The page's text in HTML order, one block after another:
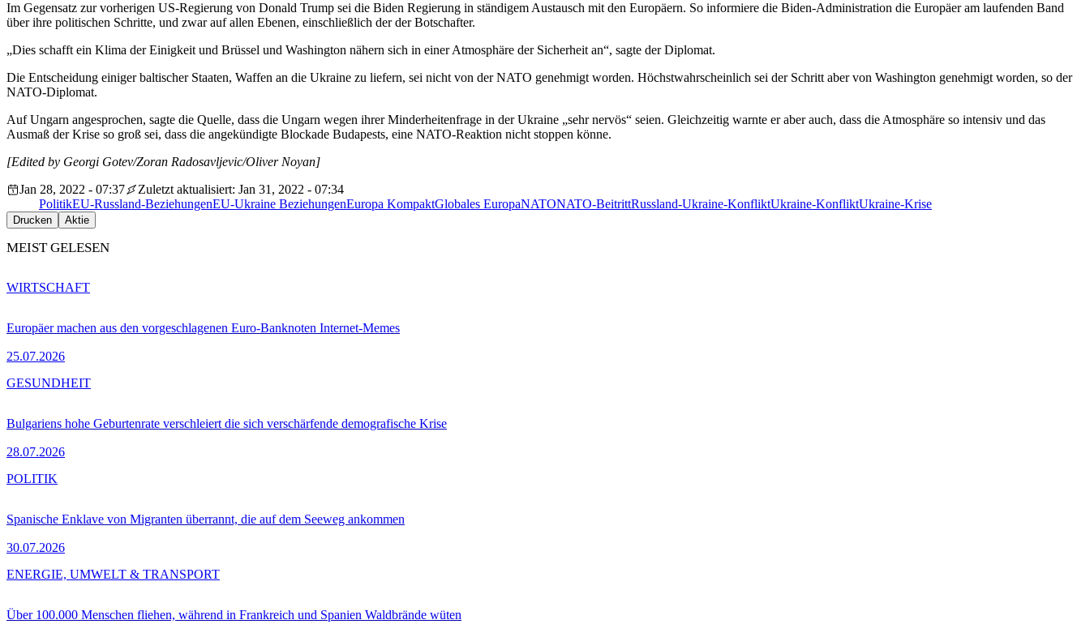
Im Gegensatz zur vorherigen US-Regierung von Donald Trump sei die Biden Regierung in ständigem Austausch mit den Europäern. So informiere die Biden-Administration die Europäer am laufenden Band
über ihre politischen Schritte, und zwar auf allen Ebenen, einschließlich der der Botschafter.
„Dies schafft ein Klima der Einigkeit und Brüssel und Washington nähern sich in einer Atmosphäre der Sicherheit an“, sagte der Diplomat.
Die Entscheidung einiger baltischer Staaten, Waffen an die Ukraine zu liefern, sei nicht von der NATO genehmigt worden. Höchstwahrscheinlich sei der Schritt aber von Washington genehmigt worden, so der
NATO-Diplomat.
Auf Ungarn angesprochen, sagte die Quelle, dass die Ungarn wegen ihrer Minderheitenfrage in der Ukraine „sehr nervös“ seien. Gleichzeitig warnte er aber auch, dass die Atmosphäre so intensiv und das
Ausmaß der Krise so groß sei, dass die angekündigte Blockade Budapests, eine NATO-Reaktion nicht stoppen könne.
[Edited by Georgi Gotev/Zoran Radosavljevic/Oliver Noyan]
Jan 28, 2022 - 07:37
Zuletzt aktualisiert: Jan 31, 2022 - 07:34
PolitikEU-Russland-BeziehungenEU-Ukraine BeziehungenEuropa KompaktGlobales EuropaNATONATO-BeitrittRussland-Ukraine-KonfliktUkraine-KonfliktUkraine-Krise
Drucken Aktie
MEIST GELESEN
Europäer machen aus den vorgeschlagenen Euro-Banknoten Internet-Memes
25.07.2026
WIRTSCHAFT
Bulgariens hohe Geburtenrate verschleiert die sich verschärfende demografische Krise
28.07.2026
GESUNDHEIT
Spanische Enklave von Migranten überrannt, die auf dem Seeweg ankommen
30.07.2026
POLITIK
Über 100.000 Menschen fliehen, während in Frankreich und Spanien Waldbrände wüten
ENERGIE, UMWELT & TRANSPORT